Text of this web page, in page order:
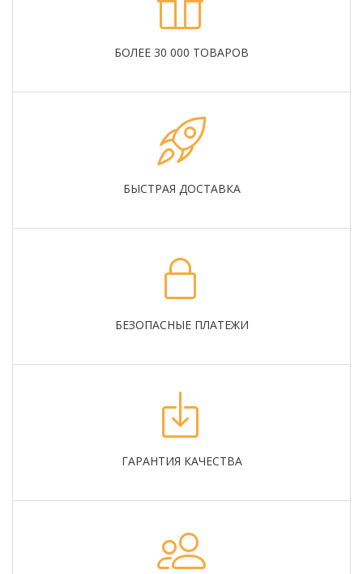
БОЛЕЕ 30 000 ТОВАРОВ
БЫСТРАЯ ДОСТАВКА
БЕЗОПАСНЫЕ ПЛАТЕЖИ
ГАРАНТИЯ КАЧЕСТВА